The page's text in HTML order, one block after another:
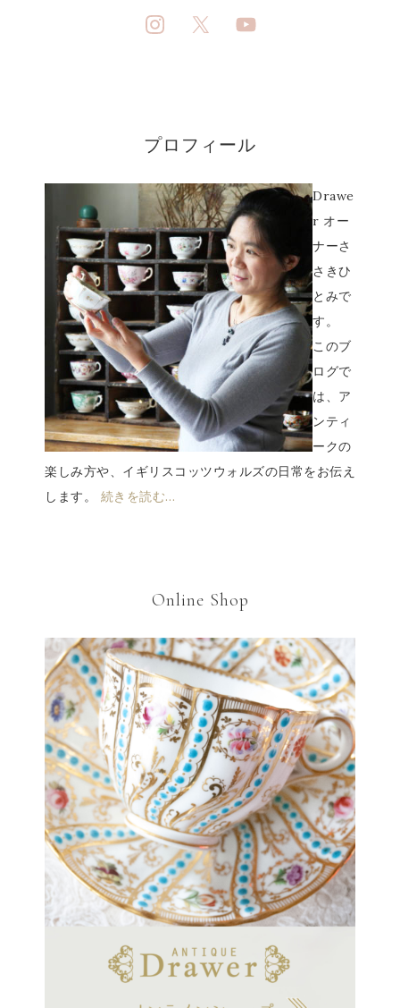
プロフィール
Drawe
r オー
ナーさ
さきひ
とみで
す。
このブ
ログで
は、ア
ンティ
ークの
楽しみ方や、イギリスコッツウォルズの日常をお伝え
します。 続きを読む…
Online Shop